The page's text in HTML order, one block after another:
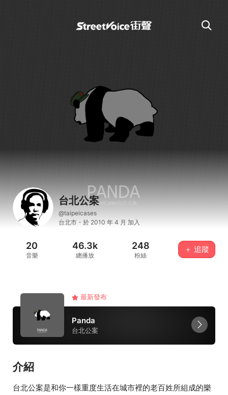
台北公案
@taipeicases
台北市・於 2010 年 4 月 加入
20
音樂
46.3k
總播放
248
粉絲
＋ 追蹤
最新發布
Panda
台北公案
介紹
台北公案是和你一樣重度生活在城市裡的老百姓所組成的樂